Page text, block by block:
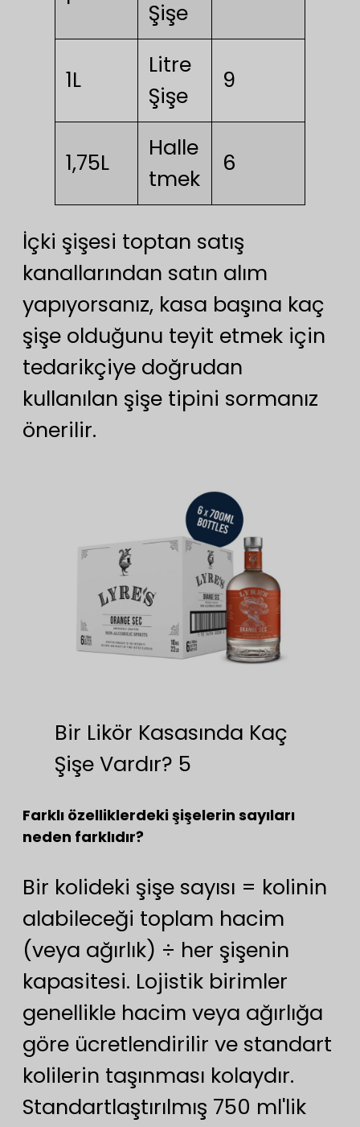
Şişe
1L
Litre
Şişe
9
1,75L
Halle
tmek
6
İçki şişesi toptan satış
kanallarından satın alım
yapıyorsanız, kasa başına kaç
şişe olduğunu teyit etmek için
tedarikçiye doğrudan
kullanılan şişe tipini sormanız
önerilir.
Bir Likör Kasasında Kaç
Şişe Vardır? 5
Farklı özelliklerdeki şişelerin sayıları
neden farklıdır?
Bir kolideki şişe sayısı = kolinin
alabileceği toplam hacim
(veya ağırlık) ÷ her şişenin
kapasitesi. Lojistik birimler
genellikle hacim veya ağırlığa
göre ücretlendirilir ve standart
kolilerin taşınması kolaydır.
Standartlaştırılmış 750 ml'lik